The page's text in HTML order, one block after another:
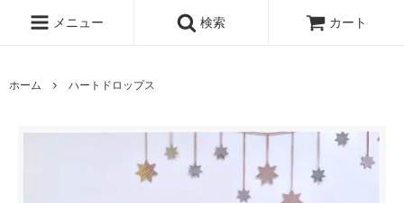
メニュー 検索 カート
ホーム ハートドロップス